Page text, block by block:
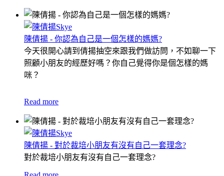
陳倩揚 - 你認為自己是一個怎樣的媽媽?
今天很開心請到倩揚抽空來跟我們做訪問，不如聊一下
照顧小朋友的經歷好嗎？ 你自己覺得你是個怎樣的媽
咪？
Read more
陳倩揚 - 對於裁培小朋友有沒有自己一套理念?
對於裁培小朋友有沒有自己一套理念?